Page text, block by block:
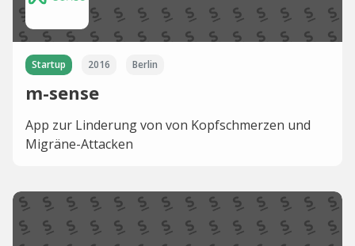
Startup 2016 Berlin
m-sense
App zur Linderung von von Kopfschmerzen und
Migräne-Attacken